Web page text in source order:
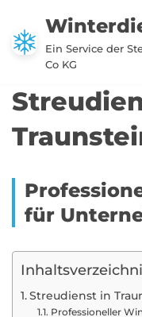
Zum
Inhalt
Ein Service der
Co KG
für
Streudienst in
Professioneller